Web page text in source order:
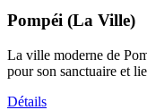
Pompéi (La Ville)
La ville moderne de
pour son sanctuaire et
Détails